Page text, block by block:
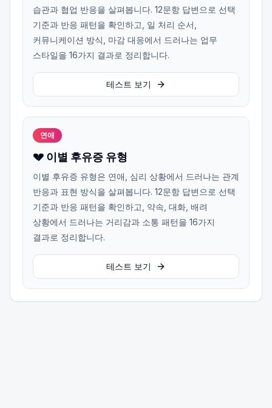
습관과 협업 반응을 살펴봅니다. 12문항 답변으로 선택
기준과 반응 패턴을 확인하고, 일 처리 순서,
커뮤니케이션 방식, 마감 대응에서 드러나는 업무
스타일을 16가지 결과로 정리합니다.
테스트 보기
연애
💔 이별 후유증 유형
이별 후유증 유형은 연애, 심리 상황에서 드러나는 관계
반응과 표현 방식을 살펴봅니다. 12문항 답변으로 선택
기준과 반응 패턴을 확인하고, 약속, 대화, 배려
상황에서 드러나는 거리감과 소통 패턴을 16가지
결과로 정리합니다.
테스트 보기